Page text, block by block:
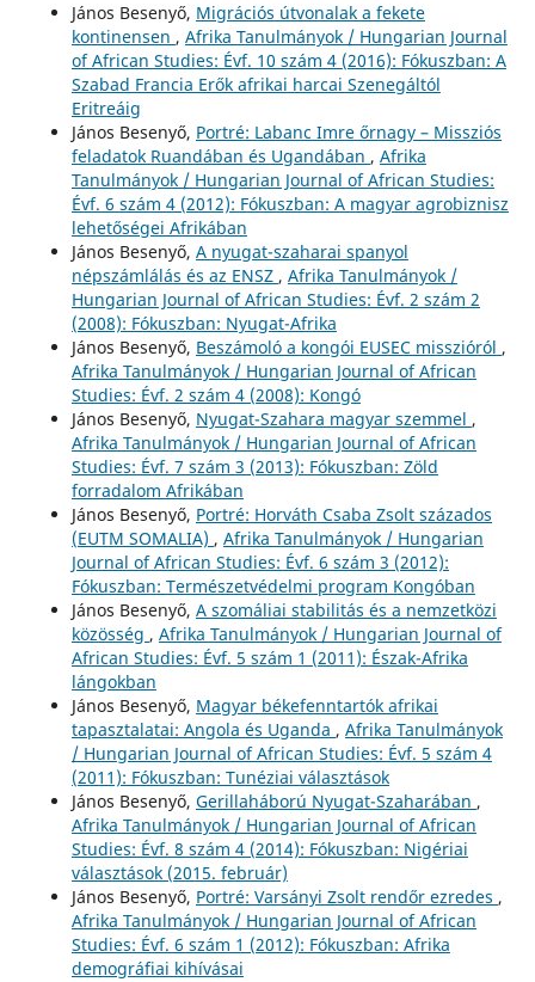
János Besenyő, Migrációs útvonalak a fekete
kontinensen , Afrika Tanulmányok / Hungarian Journal
of African Studies: Évf. 10 szám 4 (2016): Fókuszban: A
Szabad Francia Erők afrikai harcai Szenegáltól
Eritreáig
János Besenyő, Portré: Labanc Imre őrnagy – Missziós
feladatok Ruandában és Ugandában , Afrika
Tanulmányok / Hungarian Journal of African Studies:
Évf. 6 szám 4 (2012): Fókuszban: A magyar agrobiznisz
lehetőségei Afrikában
János Besenyő, A nyugat-szaharai spanyol
népszámlálás és az ENSZ , Afrika Tanulmányok /
Hungarian Journal of African Studies: Évf. 2 szám 2
(2008): Fókuszban: Nyugat-Afrika
János Besenyő, Beszámoló a kongói EUSEC misszióról ,
Afrika Tanulmányok / Hungarian Journal of African
Studies: Évf. 2 szám 4 (2008): Kongó
János Besenyő, Nyugat-Szahara magyar szemmel ,
Afrika Tanulmányok / Hungarian Journal of African
Studies: Évf. 7 szám 3 (2013): Fókuszban: Zöld
forradalom Afrikában
János Besenyő, Portré: Horváth Csaba Zsolt százados
(EUTM SOMALIA) , Afrika Tanulmányok / Hungarian
Journal of African Studies: Évf. 6 szám 3 (2012):
Fókuszban: Természetvédelmi program Kongóban
János Besenyő, A szomáliai stabilitás és a nemzetközi
közösség , Afrika Tanulmányok / Hungarian Journal of
African Studies: Évf. 5 szám 1 (2011): Észak-Afrika
lángokban
János Besenyő, Magyar békefenntartók afrikai
tapasztalatai: Angola és Uganda , Afrika Tanulmányok
/ Hungarian Journal of African Studies: Évf. 5 szám 4
(2011): Fókuszban: Tunéziai választások
János Besenyő, Gerillaháború Nyugat-Szaharában ,
Afrika Tanulmányok / Hungarian Journal of African
Studies: Évf. 8 szám 4 (2014): Fókuszban: Nigériai
választások (2015. február)
János Besenyő, Portré: Varsányi Zsolt rendőr ezredes ,
Afrika Tanulmányok / Hungarian Journal of African
Studies: Évf. 6 szám 1 (2012): Fókuszban: Afrika
demográfiai kihívásai